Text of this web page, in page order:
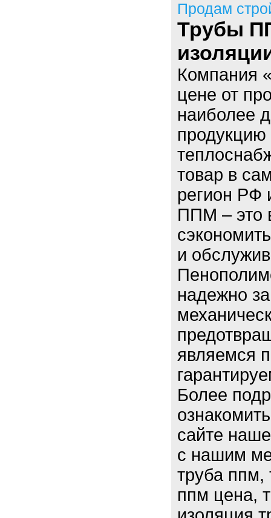
Продам
Трубы
Компания
цене от
наиболее
продукцию
товар в
регион РФ
ППМ – это
и
надежно
являемся
Более
сайте
с нашим
труба ппм,
ппм цена,